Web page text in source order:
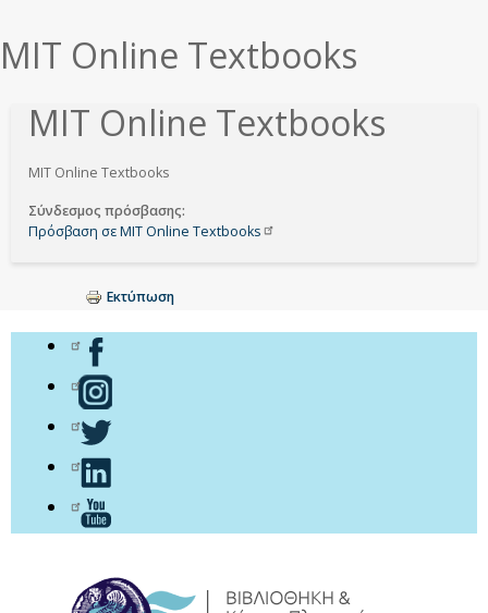
MIT Online Textbooks
MIT Online Textbooks
MIT Online Textbooks
Σύνδεσμος πρόσβασης
Πρόσβαση σε MIT Online Textbooks
Εκτύπωση